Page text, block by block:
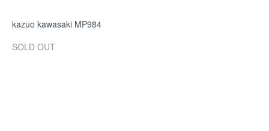
kazuo kawasaki MP984
SOLD OUT